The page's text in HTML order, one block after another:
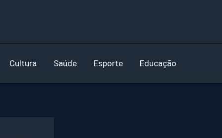
Cultura Saúde Esporte Educação